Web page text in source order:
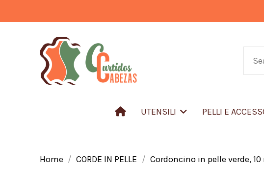
UTENSILI PELLI E
Home CORDE IN PELLE Cordoncino in pelle verde,